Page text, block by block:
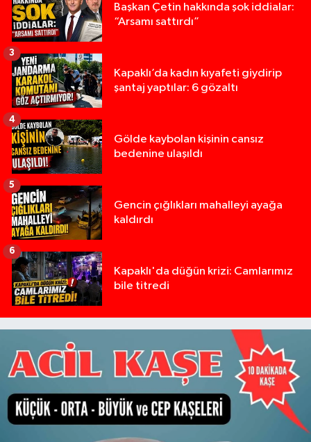
Başkan Çetin hakkında şok iddialar:
“Arsamı sattırdı”
Kapaklı’da kadın kıyafeti giydirip
şantaj yaptılar: 6 gözaltı
3
Gölde kaybolan kişinin cansız
bedenine ulaşıldı
4
Gencin çığlıkları mahalleyi ayağa
kaldırdı
5
Kapaklı'da düğün krizi: Camlarımız
bile titredi
6